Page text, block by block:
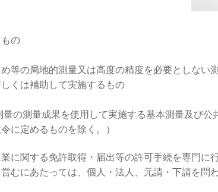
の
等の局地的測量又は高度の精度を必要としない
くは補助して実施するもの
の測量成果を使用して実施する基本測量及び
に定めるものを除く。）
に関する免許取得・届出等の許可手続を専門に
むにあたっては、個人・法人、元請・下請を問